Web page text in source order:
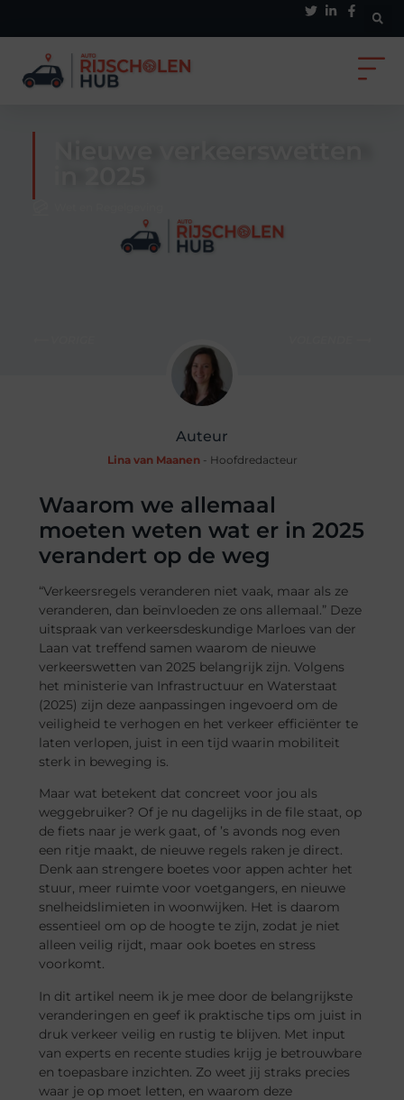
Auteur
Lina van Maanen- Hoofdredacteur
Waarom we allemaal
moeten weten wat er in 2025
verandert op de weg
“Verkeersregels veranderen niet vaak, maar als ze
veranderen, dan beïnvloeden ze ons allemaal.” Deze
uitspraak van verkeersdeskundige Marloes van der
Laan vat treffend samen waarom de nieuwe
verkeerswetten van 2025 belangrijk zijn. Volgens
het ministerie van Infrastructuur en Waterstaat
(2025) zijn deze aanpassingen ingevoerd om de
veiligheid te verhogen en het verkeer efficiënter te
laten verlopen, juist in een tijd waarin mobiliteit
sterk in beweging is.
Maar wat betekent dat concreet voor jou als
weggebruiker? Of je nu dagelijks in de file staat, op
de fiets naar je werk gaat, of ’s avonds nog even
een ritje maakt, de nieuwe regels raken je direct.
Denk aan strengere boetes voor appen achter het
stuur, meer ruimte voor voetgangers, en nieuwe
snelheidslimieten in woonwijken. Het is daarom
essentieel om op de hoogte te zijn, zodat je niet
alleen veilig rijdt, maar ook boetes en stress
voorkomt.
In dit artikel neem ik je mee door de belangrijkste
veranderingen en geef ik praktische tips om juist in
druk verkeer veilig en rustig te blijven. Met input
van experts en recente studies krijg je betrouwbare
en toepasbare inzichten. Zo weet jij straks precies
waar je op moet letten, en waarom deze